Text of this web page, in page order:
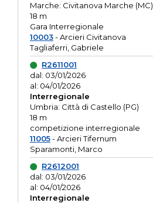
Marche: Civitanova Marche (MC)
18 m
Gara Interregionale
10003- Arcieri Civitanova
Tagliaferri, Gabriele
R2611001
dal: 03/01/2026
al: 04/01/2026
Interregionale
Umbria: Città di Castello (PG)
18 m
competizione interregionale
11005- Arcieri Tifernum
Sparamonti, Marco
R2612001
dal: 03/01/2026
al: 04/01/2026
Interregionale